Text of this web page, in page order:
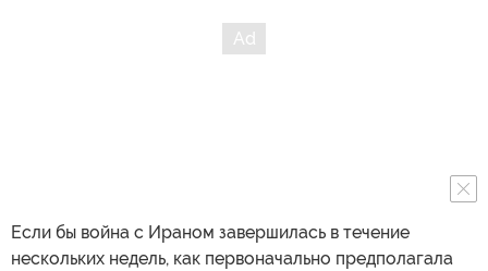
Если бы война с Ираном завершилась в течение
нескольких недель, как первоначально предполагала